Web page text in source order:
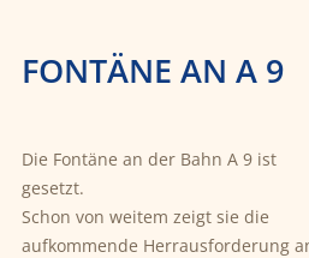
FONTÄNE AN A 9
Die Fontäne an der Bahn A 9 ist
gesetzt.
Schon von weitem zeigt sie die
aufkommende Herrausforderung